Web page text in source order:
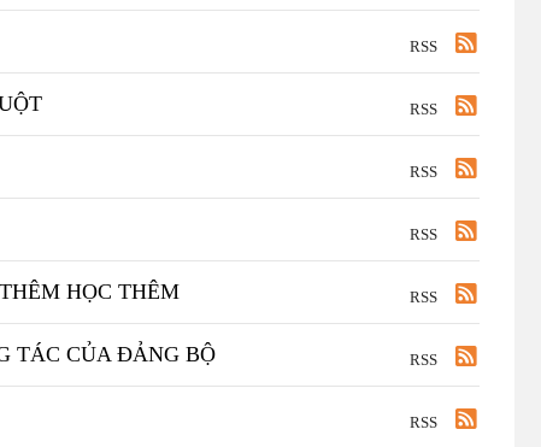
RSS
RSS
RSS
RSS
HỌC THÊM RSS
TÁC CỦA ĐẢNG BỘ RSS
RSS